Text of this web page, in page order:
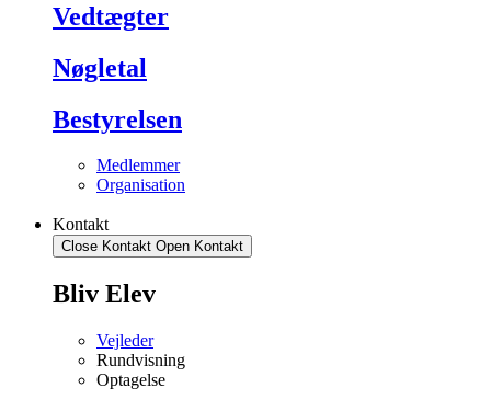
Vedtægter
Nøgletal
Bestyrelsen
Medlemmer
Organisation
Kontakt
Close Kontakt Open Kontakt
Bliv Elev
Vejleder
Rundvisning
Optagelse